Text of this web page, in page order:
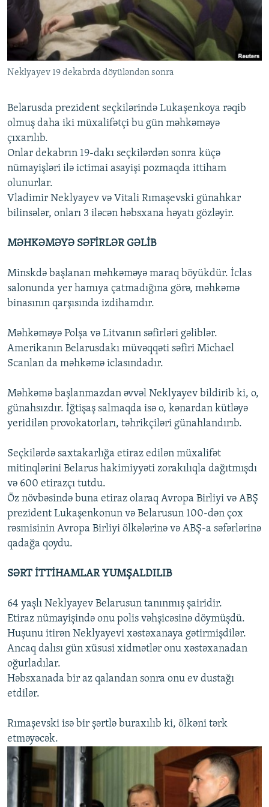
İNFOQRAFIKA
KARIKATURA
AZƏRBAYCAN ƏDƏBIYYATI KITABXANASI
İSLAM VƏ DEMOKRATIYA
İZ - MƏDƏNIYYƏT PROQRAMI
MISSIYAMIZ
PEŞƏ ETIKASI VƏ JURNALISTIKA STANDARTLARIMIZ
MATERIALLARIMIZDAN ISTIFADƏ
AZADLIQRADIOSU MOBIL TELEFONUNUZDA
XƏBƏR BÜLLETENLƏRIMIZ
BIZI IZLƏ
RFE/RL-in bütün saytları
Neklyayev 19 dekabrda döyüləndən sonra
Belarusda prezident seçkilərində Lukaşenkoya rəqib
olmuş daha iki müxalifətçi bu gün məhkəməyə
çıxarılıb.
Onlar dekabrın 19-dakı seçkilərdən sonra küçə
nümayişləri ilə ictimai asayişi pozmaqda ittiham
olunurlar.
Vladimir Neklyayev və Vitali Rımaşevski günahkar
bilinsələr, onları 3 iləcən həbsxana həyatı gözləyir.
MƏHKƏMƏYƏ SƏFİRLƏR GƏLİB
Minskdə başlanan məhkəməyə maraq böyükdür. İclas
salonunda yer hamıya çatmadığına görə, məhkəmə
binasının qarşısında izdihamdır.
Məhkəməyə Polşa və Litvanın səfirləri gəliblər.
Amerikanın Belarusdakı müvəqqəti səfiri Michael
Scanlan da məhkəmə iclasındadır.
Məhkəmə başlanmazdan əvvəl Neklyayev bildirib ki, o,
günahsızdır. İğtişaş salmaqda isə o, kənardan kütləyə
yeridilən provokatorları, təhrikçiləri günahlandırıb.
Seçkilərdə saxtakarlığa etiraz edilən müxalifət
mitinqlərini Belarus hakimiyyəti zorakılıqla dağıtmışdı
və 600 etirazçı tutdu.
Öz növbəsində buna etiraz olaraq Avropa Birliyi və ABŞ
prezident Lukaşenkonun və Belarusun 100-dən çox
rəsmisinin Avropa Birliyi ölkələrinə və ABŞ-a səfərlərinə
qadağa qoydu.
SƏRT İTTİHAMLAR YUMŞALDILIB
64 yaşlı Neklyayev Belarusun tanınmış şairidir.
Etiraz nümayişində onu polis vəhşicəsinə döymüşdü.
Huşunu itirən Neklyayevi xəstəxanaya gətirmişdilər.
Ancaq dalısı gün xüsusi xidmətlər onu xəstəxanadan
oğurladılar.
Həbsxanada bir az qalandan sonra onu ev dustağı
etdilər.
Rımaşevski isə bir şərtlə buraxılıb ki, ölkəni tərk
etməyəcək.